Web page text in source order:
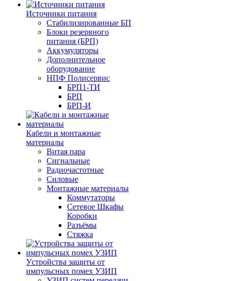
Источники питания
Стабилизированные БП
Блоки резервного
питания (БРП)
Аккумуляторы
Дополнительное
оборудование
НПФ Полисервис
БРП1-ТИ
БРП
БРП-И
Кабели и монтажные
материалы
Витая пара
Сигнальные
Радиочастотные
Силовые
Монтажные материалы
Коммутаторы
Сетевое Шкафы
Коробки
Разъёмы
Стяжка
Уcтройства защиты от
импульсных помех УЗИП